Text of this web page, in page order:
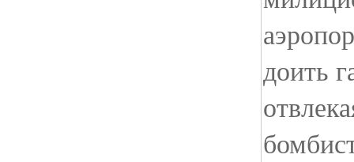
доить